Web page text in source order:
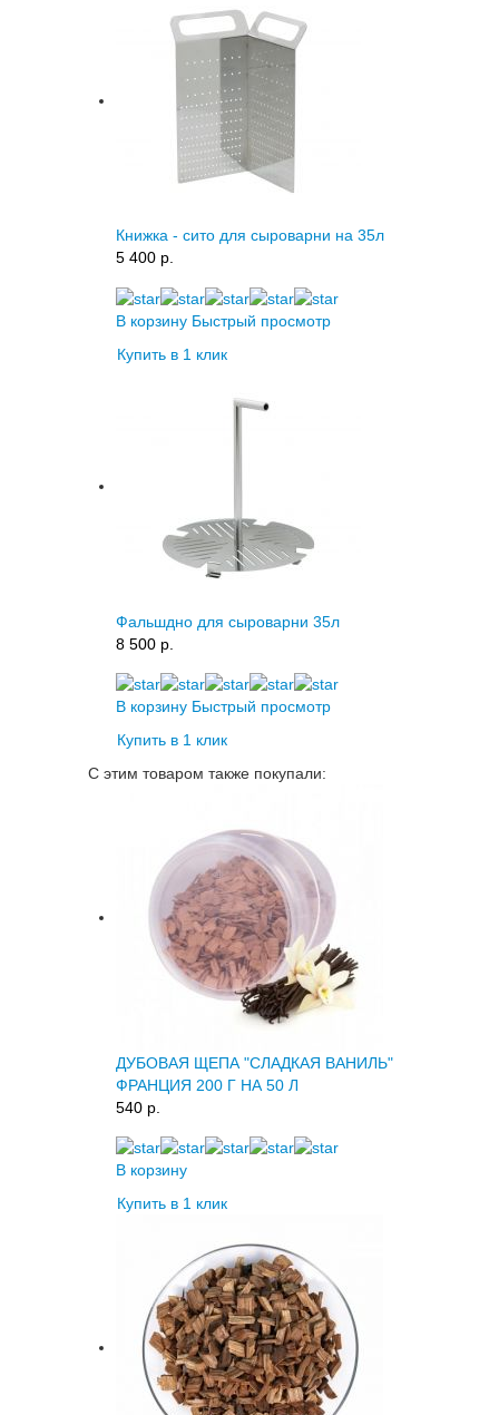
Книжка - сито для сыроварни на 35л
5 400 p.
В корзину Быстрый просмотр
Купить в 1 клик
Фальшдно для сыроварни 35л
8 500 p.
В корзину Быстрый просмотр
Купить в 1 клик
С этим товаром также покупали:
ДУБОВАЯ ЩЕПА "СЛАДКАЯ ВАНИЛЬ"
ФРАНЦИЯ 200 Г НА 50 Л
540 p.
В корзину
Купить в 1 клик